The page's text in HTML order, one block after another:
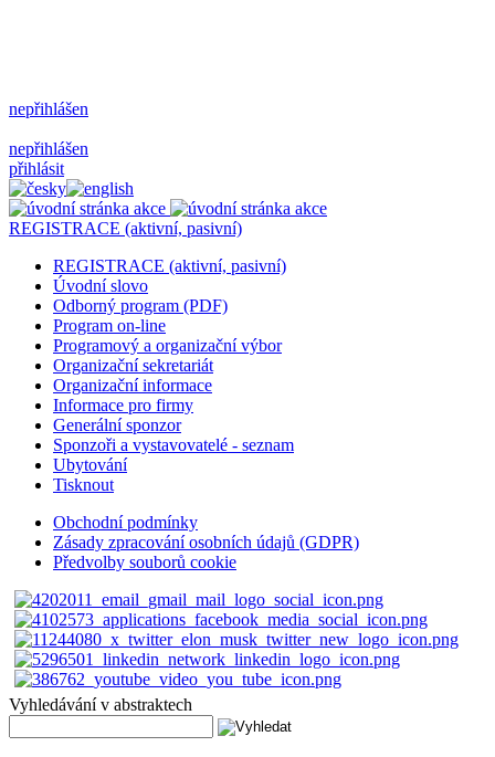
nepřihlášen
nepřihlášen
přihlásit
REGISTRACE (aktivní, pasivní)
REGISTRACE (aktivní, pasivní)
Úvodní slovo
Odborný program (PDF)
Program on-line
Programový a organizační výbor
Organizační sekretariát
Organizační informace
Informace pro firmy
Generální sponzor
Sponzoři a vystavovatelé - seznam
Ubytování
Tisknout
Obchodní podmínky
Zásady zpracování osobních údajů (GDPR)
Předvolby souborů cookie
Vyhledávání v abstraktech